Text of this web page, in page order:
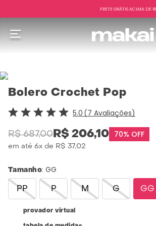
FRETE GRÁTIS ACIMA DE R$449
Bolero Crochet Pop
5.0 7 Avaliações
R$ 687,00 R$ 206,10
em até 6x de R$ 37,02
70% OFF
Tamanho: GG
PP P M G GG
provador virtual